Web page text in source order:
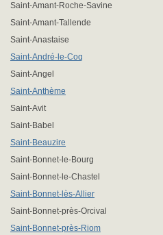
Saint-Amant-Roche-Savine
Saint-Amant-Tallende
Saint-Anastaise
Saint-André-le-Coq
Saint-Angel
Saint-Anthème
Saint-Avit
Saint-Babel
Saint-Beauzire
Saint-Bonnet-le-Bourg
Saint-Bonnet-le-Chastel
Saint-Bonnet-lès-Allier
Saint-Bonnet-près-Orcival
Saint-Bonnet-près-Riom